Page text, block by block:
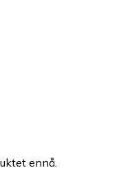
ennå.